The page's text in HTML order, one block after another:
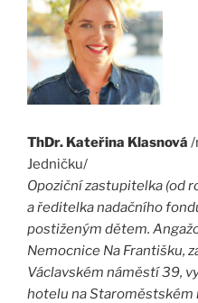
ThDr. Kateřina Klasnová /
Jedničku/
Opoziční zastupitelka (od
a ředitelka nadačního
postiženým dětem.
Nemocnice Na Františku,
Václavském náměstí 39,
hotelu na Staroměstském